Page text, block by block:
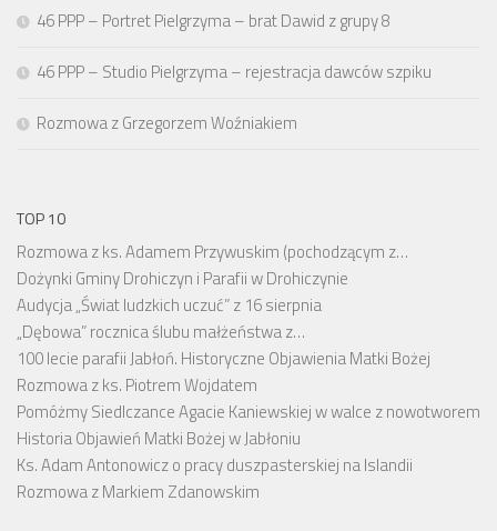
46 PPP – Portret Pielgrzyma – brat Dawid z grupy 8
46 PPP – Studio Pielgrzyma – rejestracja dawców szpiku
Rozmowa z Grzegorzem Woźniakiem
TOP 10
Rozmowa z ks. Adamem Przywuskim (pochodzącym z…
Dożynki Gminy Drohiczyn i Parafii w Drohiczynie
Audycja „Świat ludzkich uczuć” z 16 sierpnia
„Dębowa” rocznica ślubu małżeństwa z…
100 lecie parafii Jabłoń. Historyczne Objawienia Matki Bożej
Rozmowa z ks. Piotrem Wojdatem
Pomóżmy Siedlczance Agacie Kaniewskiej w walce z nowotworem
Historia Objawień Matki Bożej w Jabłoniu
Ks. Adam Antonowicz o pracy duszpasterskiej na Islandii
Rozmowa z Markiem Zdanowskim